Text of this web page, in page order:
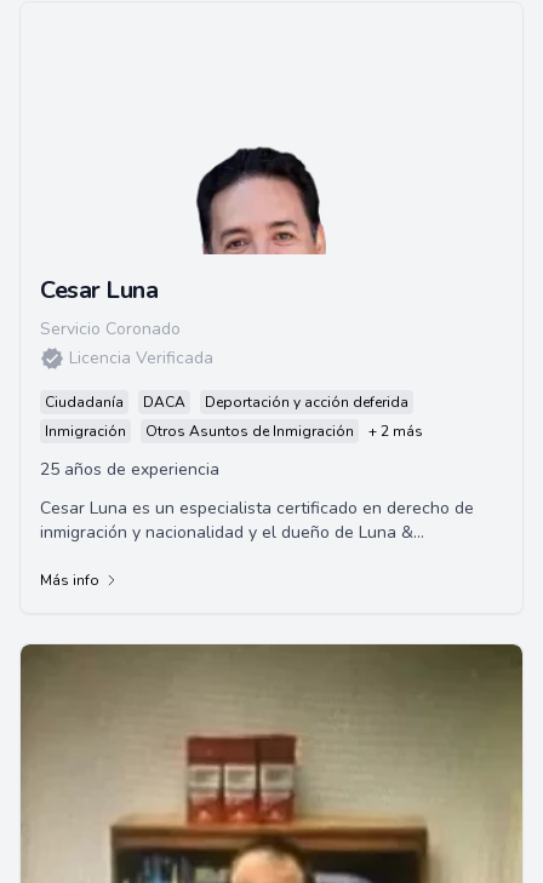
Cesar Luna
Servicio Coronado
Licencia Verificada
Ciudadanía DACA
Deportación y acción deferida
Inmigración
Otros Asuntos de Inmigración + 2 más
25 años de experiencia
Cesar Luna es un especialista certificado en derecho de
inmigración y nacionalidad y el dueño de Luna &
Más info